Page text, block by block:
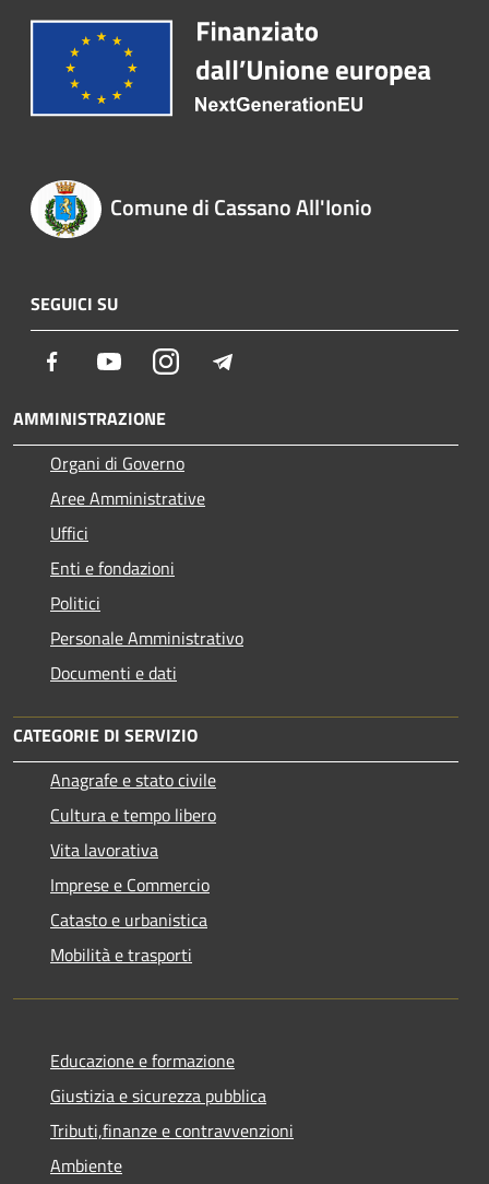
Comune di Cassano All'Ionio
SEGUICI SU
Facebook YoutubeInstagram
AMMINISTRAZIONE
Organi di Governo
Aree Amministrative
Uffici
Enti e fondazioni
Politici
Personale Amministrativo
Documenti e dati
CATEGORIE DI SERVIZIO
Anagrafe e stato civile
Cultura e tempo libero
Vita lavorativa
Imprese e Commercio
Catasto e urbanistica
Mobilità e trasporti
Educazione e formazione
Giustizia e sicurezza pubblica
Tributi,finanze e contravvenzioni
Ambiente